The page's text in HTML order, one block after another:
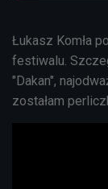
Łukasz Komła
festiwalu.
"Dakan",
zostałam